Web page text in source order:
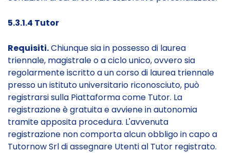
5.3.1.4 Tutor
Requisiti.Chiunque sia in possesso di laurea
triennale, magistrale o a ciclo unico, ovvero sia
regolarmente iscritto a un corso di laurea triennale
presso un istituto universitario riconosciuto, può
registrarsi sulla Piattaforma come Tutor. La
registrazione è gratuita e avviene in autonomia
tramite apposita procedura. L'avvenuta
registrazione non comporta alcun obbligo in capo a
Tutornow Srl di assegnare Utenti al Tutor registrato.